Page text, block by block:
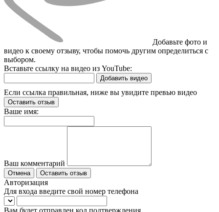
Добавьте фото и
видео к своему отзыву, чтобы помочь другим определиться с
выбором.
Вставьте ссылку на видео из YouTube:
Добавить видео
Если ссылка правильная, ниже вы увидите превью видео
Оставить отзыв
Ваше имя:
Ваш комментарий
Отмена Оставить отзыв
Авторизация
Для входа введите свой номер телефона
Вам будет отправлен код подтверждения